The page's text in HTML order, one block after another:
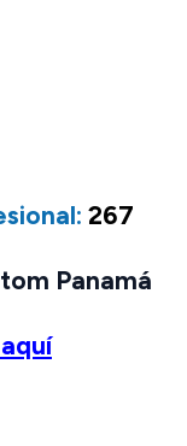
267
Panamá
quí